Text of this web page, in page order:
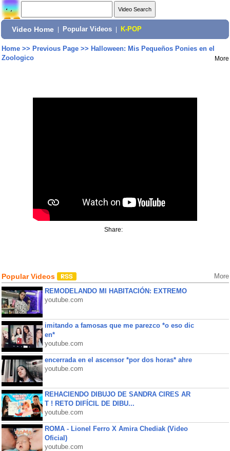
Video Home Popular Videos K-POP
Home>> Previous Page>> Halloween: Mis Pequeños Ponies en el
Zoologico
More
Share:
Popular Videos More
REMODELANDO MI HABITACIÓN: EXTREMO
youtube.com
imitando a famosas que me parezco *o eso dic
en*
youtube.com
encerrada en el ascensor *por dos horas* ahre
youtube.com
REHACIENDO DIBUJO DE SANDRA CIRES AR
T ! RETO DIFÍCIL DE DIBU...
youtube.com
ROMA - Lionel Ferro X Amira Chediak (Video
Oficial)
youtube.com